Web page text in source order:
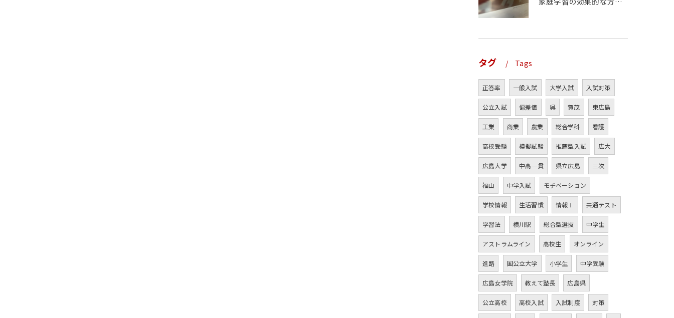
タグ Tags
正答率 一般入試 大学入試 入試対策
公立入試 偏差値 呉 賀茂 東広島
工業 商業 農業 総合学科 看護
高校受験 模擬試験 推薦型入試 広大
広島大学 中高一貫 県立広島 三次
福山 中学入試 モチベーション
学校情報 生活習慣 情報Ⅰ 共通テスト
学習法 横川駅 総合型選抜 中学生
アストラムライン 高校生 オンライン
進路 国公立大学 小学生 中学受験
広島女学院 教えて塾長 広島県
公立高校 高校入試 入試制度 対策